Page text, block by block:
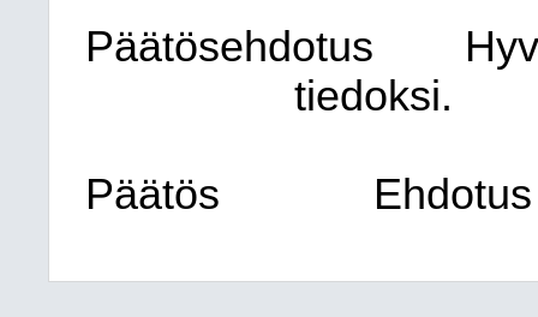
Päätösehdotus
tiedoksi.
Päätös